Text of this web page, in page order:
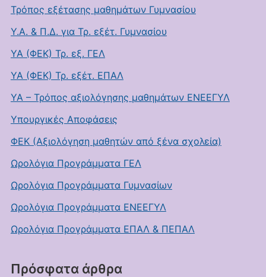
Τρόπος εξέτασης μαθημάτων Γυμνασίου
Υ.Α. & Π.Δ. για Τρ. εξέτ. Γυμνασίου
ΥΑ (ΦΕΚ) Τρ. εξ. ΓΕΛ
ΥΑ (ΦΕΚ) Τρ. εξέτ. ΕΠΑΛ
ΥΑ – Τρόπος αξιολόγησης μαθημάτων ΕΝΕΕΓΥΛ
Υπουργικές Αποφάσεις
ΦΕΚ (Αξιολόγηση μαθητών από ξένα σχολεία)
Ωρολόγια Προγράμματα ΓΕΛ
Ωρολόγια Προγράμματα Γυμνασίων
Ωρολόγια Προγράμματα ΕΝΕΕΓΥΛ
Ωρολόγια Προγράμματα ΕΠΑΛ & ΠΕΠΑΛ
Πρόσφατα άρθρα